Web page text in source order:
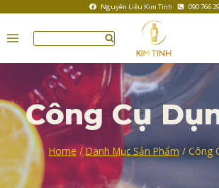
Nguyên Liệu Kim Tinh 090 766
Công Cụ
Home / Danh Mục Sản Phẩm / Công